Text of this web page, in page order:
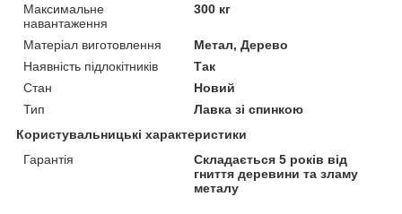
Максимальне
навантаження
300 кг
Матеріал виготовлення
Метал, Дерево
Наявність підлокітників
Так
Стан
Новий
Тип
Лавка зі спинкою
Користувальницькі характеристики
Гарантія
Складається 5 років від
гниття деревини та зламу
металу